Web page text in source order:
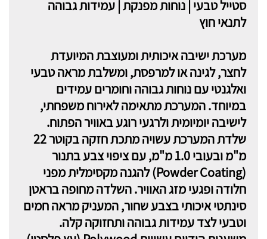
סטייל טבעי | נוחות מפנקת | עמידות גבוהה
לתנאי חוץ
מערכת ישיבה איכותית ומעוצבת המיועדת
לחצר, לגינה או למרפסת, ומשלבת מראה טבעי
ואלגנטי עם נוחות גבוהה וחומרים עמידים
במיוחד. המערכת מתאימה לאירוח משפחתי,
לישיבה יומיומית ולרגעי רוגע באוויר הפתוח.
שלדת המערכת עשויה מתכת חזקה בקוטר 22
מ"מ ובעובי 1.0 מ"מ, עם ציפוי צבע בתנור
(Powder Coating) להגנה מקסימלית מפני
חלודה ופגעי מזג האוויר. השלדה מחופה בראטן
סינתטי איכותי בצבע שחור, המעניק מראה חמים
וטבעי לצד עמידות גבוהה ותחזוקה קלה.